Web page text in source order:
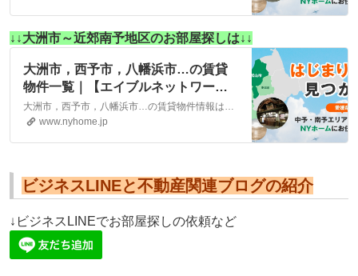
↓↓大洲市～近郊南予地区のお部屋探しは↓↓
大洲市，西予市，八幡浜市…の賃貸
物件一覧｜【エイブルネットワー
ク】(株)NYホーム 松山市・大洲市
の賃貸・不動産
www.nyhome.jp
ビジネスLINEと不動産関連ブログの紹介
↓ビジネスLINEでお部屋探しの依頼など